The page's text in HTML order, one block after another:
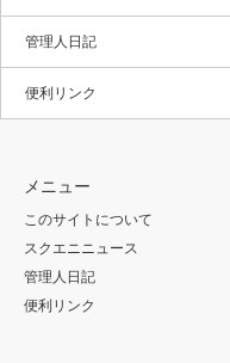
管理人日記
便利リンク
メニュー
このサイトについて
スクエニニュース
管理人日記
便利リンク